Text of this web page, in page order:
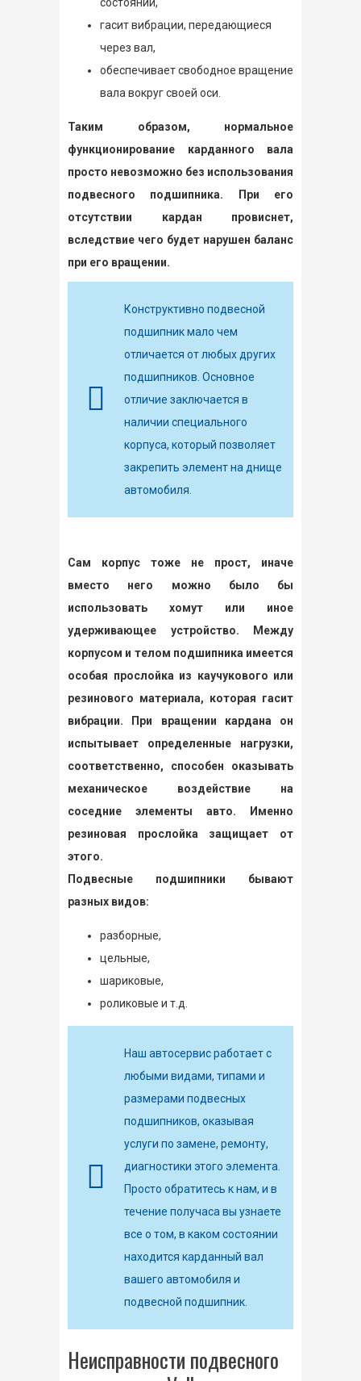
гасит вибрации, передающиеся
через вал,
обеспечивает свободное вращение
вала вокруг своей оси.
Таким образом, нормальное
функционирование карданного вала
просто невозможно без использования
подвесного подшипника. При его
отсутствии кардан провиснет,
вследствие чего будет нарушен баланс
при его вращении.
Конструктивно подвесной
подшипник мало чем
отличается от любых других
подшипников. Основное
отличие заключается в
наличии специального
корпуса, который позволяет
закрепить элемент на днище
автомобиля.
Сам корпус тоже не прост, иначе
вместо него можно было бы
использовать хомут или иное
удерживающее устройство. Между
корпусом и телом подшипника имеется
особая прослойка из каучукового или
резинового материала, которая гасит
вибрации. При вращении кардана он
испытывает определенные нагрузки,
соответственно, способен оказывать
механическое воздействие на
соседние элементы авто. Именно
резиновая прослойка защищает от
этого.
Подвесные подшипники бывают
разных видов:
разборные,
цельные,
шариковые,
роликовые и т.д.
Наш автосервис работает с
любыми видами, типами и
размерами подвесных
подшипников, оказывая
услуги по замене, ремонту,
диагностики этого элемента.
Просто обратитесь к нам, и в
течение получаса вы узнаете
все о том, в каком состоянии
находится карданный вал
вашего автомобиля и
подвесной подшипник.
Неисправности подвесного